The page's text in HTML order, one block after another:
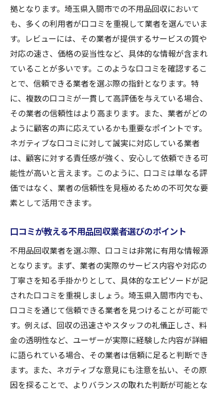
拠となります。埼玉県入間市での不用品回収において
も、多くの利用者が口コミを重視して業者を選んでいま
す。レビューには、その業者が提供するサービスの質や
対応の速さ、価格の妥当性など、具体的な情報が含まれ
ていることが多いです。このような口コミを確認するこ
とで、信頼できる業者を選ぶ際の指針となります。特
に、複数の口コミが一貫して高評価を与えている場合、
その業者の信頼性はより高まります。また、業者がどの
ように顧客の声に応えているかも重要なポイントです。
ネガティブな口コミに対して誠実に対応している業者
は、顧客に対する責任感が強く、安心して依頼できる可
能性が高いと言えます。このように、口コミは単なる評
価ではなく、業者の信頼性を見極めるための不可欠な要
素として活用できます。
口コミが教える不用品回収業者選びのポイント
不用品回収業者を選ぶ際、口コミは非常に有用な情報源
となります。まず、業者の実際のサービス内容や対応の
丁寧さを知る手掛かりとして、具体的なエピソードが記
された口コミを重視しましょう。埼玉県入間市内でも、
口コミを通じて信頼できる業者を見つけることが可能で
す。例えば、回収の迅速さやスタッフの礼儀正しさ、料
金の透明性など、ユーザーが実際に経験した内容が詳細
に語られている場合、その業者は信頼に足ると判断でき
ます。また、ネガティブな意見にも注意を払い、その原
因を探ることで、よりバランスの取れた判断が可能とな